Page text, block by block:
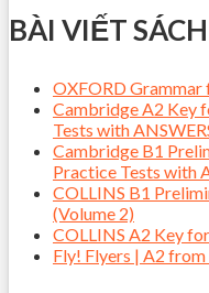
BÀI VIẾT
OXFORD Grammar
Cambridge A2 Key
Tests with
Cambridge B1
Practice Tests with
COLLINS B1
(Volume 2)
COLLINS A2 Key
Fly! Flyers | A2 from